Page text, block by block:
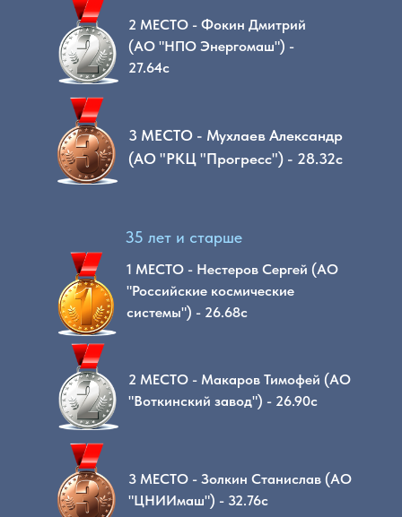
2 МЕСТО - Фокин Дмитрий
(АО "НПО Энергомаш") -
27.64с
3 МЕСТО - Мухлаев Александр
(АО "РКЦ "Прогресс") - 28.32с
1 МЕСТО - Нестеров Сергей (АО
"Российские космические
системы") - 26.68с
2 МЕСТО - Макаров Тимофей (АО
"Воткинский завод") - 26.90с
3 МЕСТО - Золкин Станислав (АО
"ЦНИИмаш") - 32.76с
35 лет и старше